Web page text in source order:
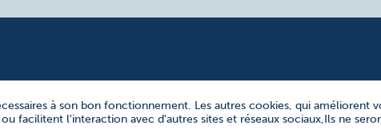
à son bon fonctionnement. Les autres cookies, qui améliorent
facilitent l'interaction avec d'autres sites et réseaux sociaux,Ils ne